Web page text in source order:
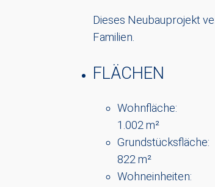
Dieses Neubauprojekt
Familien.
FLÄCHEN
Wohnfläche:
1.002 m²
Grundstücksfläche:
822 m²
Wohneinheiten: